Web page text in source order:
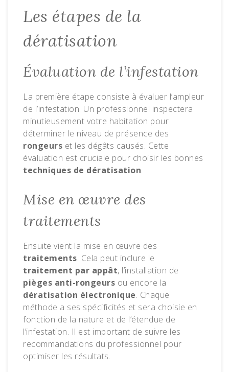
Les étapes de la
dératisation
Évaluation de l’infestation
La première étape consiste à évaluer l’ampleur
de l’infestation. Un professionnel inspectera
minutieusement votre habitation pour
déterminer le niveau de présence des
rongeurs et les dégâts causés. Cette
évaluation est cruciale pour choisir les bonnes
techniques de dératisation.
Mise en œuvre des
traitements
Ensuite vient la mise en œuvre des
traitements. Cela peut inclure le
traitement par appât, l’installation de
pièges anti-rongeurs ou encore la
dératisation électronique. Chaque
méthode a ses spécificités et sera choisie en
fonction de la nature et de l’étendue de
l’infestation. Il est important de suivre les
recommandations du professionnel pour
optimiser les résultats.